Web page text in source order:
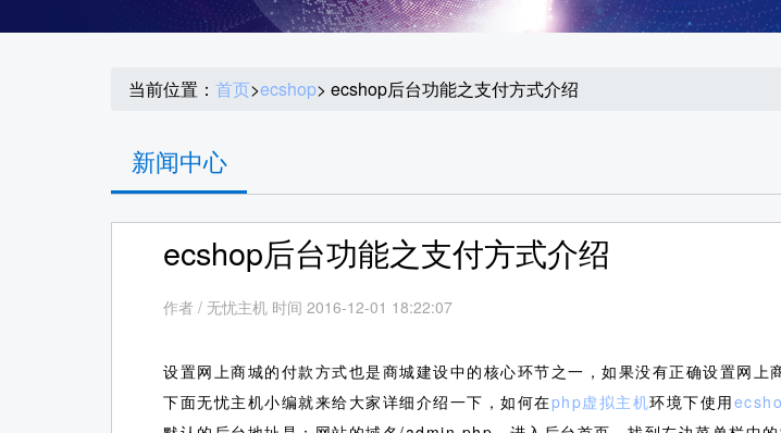
当前位置： 首页>ecshop> ecshop后台功能之支付方式介绍
新闻中心
ecshop后台功能之支付方式介绍
作者 / 无忧主机 时间 2016-12-01 18:22:07
设置网上商城的付款方式也是商城建设中的核心环节之一，如果没有正确设置网上
下面无忧主机小编就来给大家详细介绍一下，如何在php虚拟主机环境下使用